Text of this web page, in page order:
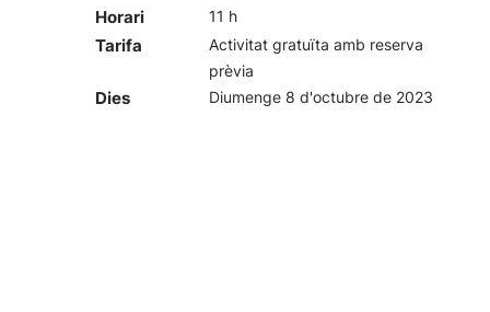
Horari 11 h
Tarifa
Activitat gratuïta amb reserva
prèvia
Dies Diumenge 8 d'octubre de 2023